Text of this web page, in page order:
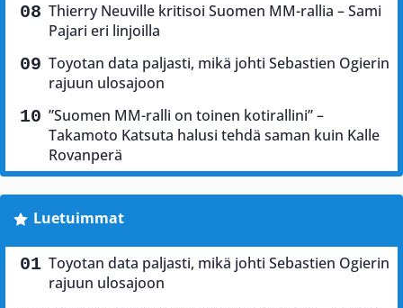
Thierry Neuville kritisoi Suomen MM-rallia – Sami
Pajari eri linjoilla
Toyotan data paljasti, mikä johti Sebastien Ogierin
rajuun ulosajoon
”Suomen MM-ralli on toinen kotirallini” –
Takamoto Katsuta halusi tehdä saman kuin Kalle
Rovanperä
Luetuimmat
Toyotan data paljasti, mikä johti Sebastien Ogierin
rajuun ulosajoon